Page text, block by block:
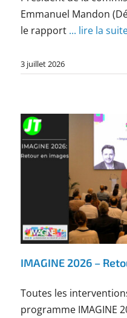
Emmanuel Mandon
le rapport ... lire la
3 juillet 2026
IMAGINE 2026 –
Toutes les
programme IMAGINE